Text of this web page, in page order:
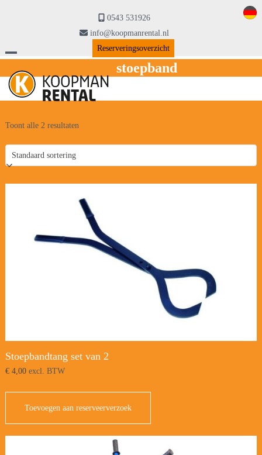
0543 531926
info@koopmanrental.nl
Reserveringsoverzicht
mobile
menu
mobile
menu
stoepband
Toont alle 2 resultaten
Stoepbandtang set van 2
€4,00excl. BTW
Toevoegen aan reserveerverzoek